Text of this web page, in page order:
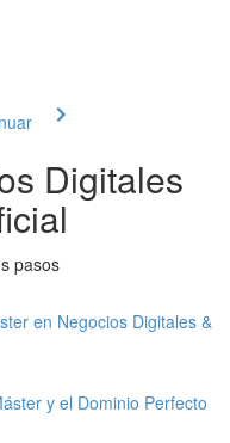
Digitales
pasos
en Negocios Digitales &
y el Dominio Perfecto